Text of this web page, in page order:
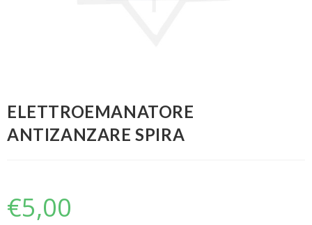
ELETTROEMANATORE
ANTIZANZARE SPIRA
€5,00